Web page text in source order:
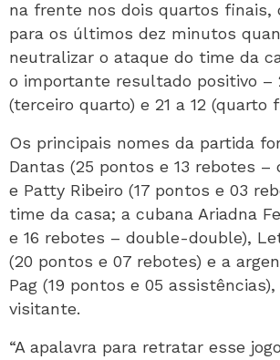
na frente nos dois quartos finais,
para os últimos dez minutos
neutralizar o ataque do time da
o importante resultado positivo –
(terceiro quarto) e 21 a 12 (quarto
Os principais nomes da partida
Dantas (25 pontos e 13 rebotes –
e Patty Ribeiro (17 pontos e 03
time da casa; a cubana Ariadna
e 16 rebotes – double-double),
(20 pontos e 07 rebotes) e a
Pag (19 pontos e 05
visitante.
“A apalavra para retratar esse